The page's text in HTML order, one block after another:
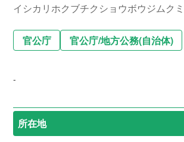
イシカリホクブチクショウボウジムク
官公庁 官公庁/地方公務(自治体)
-
所在地